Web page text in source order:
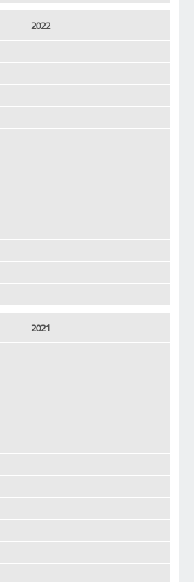
2022
2021